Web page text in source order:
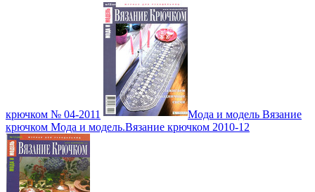
крючком № 04-2011
Мода и модель Вязание
крючком Мода и модель.Вязание крючком 2010-12